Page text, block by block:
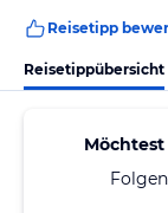
Reisetipp
Reisetippübersicht